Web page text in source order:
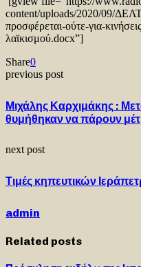
content/uploads/2020/09/
προσφέρεται-ούτε-για-
λαϊκισμού.docx”]
Share0
previous post
Μιχάλης Καρχιμάκης :
θυμήθηκαν να πάρουν
next post
Τιμές κηπευτικών
admin
Related posts